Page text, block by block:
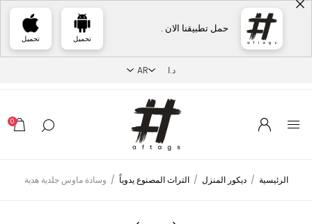
حمل تطبيقنا الان .
تحميل تحميل
0
الرئيسية / ديكور المنزل / التراث المصنوع يدوياً / وسادة ماوس جلدية هدية